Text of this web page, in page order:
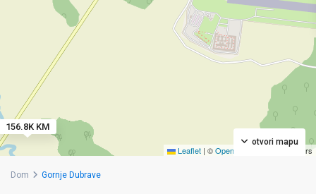
156.8K KM
Leaflet | ©OpenStreetMap contributors
otvori mapu
Dom Gornje Dubrave